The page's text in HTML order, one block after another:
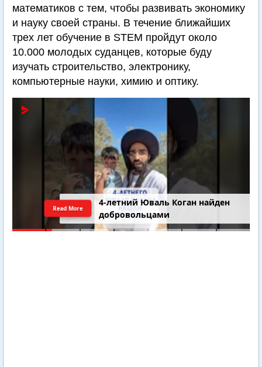
математиков с тем, чтобы развивать экономику
и науку своей страны. В течение ближайших
трех лет обучение в STEM пройдут около
10.000 молодых суданцев, которые буду
изучать строительство, электронику,
компьютерные науки, химию и оптику.
4-летний Юваль Коган найден
добровольцами
Read More